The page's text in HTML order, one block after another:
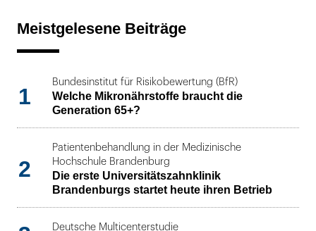
Meistgelesene Beiträge
1
Bundesinstitut für Risikobewertung (BfR)
Welche Mikronährstoffe braucht die
Generation 65+?
2
Patientenbehandlung in der Medizinische
Hochschule Brandenburg
Die erste Universitätszahnklinik
Brandenburgs startet heute ihren Betrieb
Deutsche Multicenterstudie